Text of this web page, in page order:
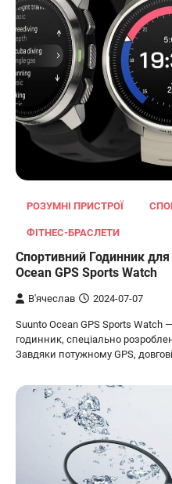
РОЗУМНІ ПРИСТРОЇ
ФІТНЕС-БРАСЛЕТИ
Спортивний Годинник
Ocean GPS Sports Watch
В'ячеслав 2024-07-07
Suunto Ocean GPS Sports Watch
годинник, спеціально
Завдяки потужному GPS,